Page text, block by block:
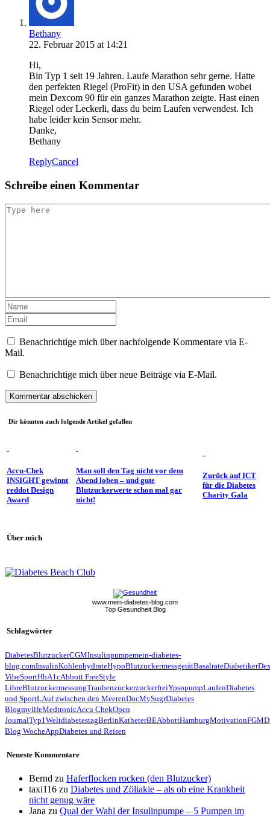
Bethany
22. Februar 2015 at 14:21
Hi,
Bin Typ 1 seit 19 Jahren. Laufe Marathon sehr gerne. Hatte
den perfekten Riegel (ProFit) in den USA gefunden wobei
mein Dexcom 90 für ein ganzes Marathon zeigte. Hast einen
Riegel oder Leckerli, dass du beim Laufen verwendest. Ich
habe leider kein Sensor mehr.
Danke,
Bethany
ReplyCancel
Schreibe einen Kommentar
Benachrichtige mich über nachfolgende Kommentare via E-
Mail.
Benachrichtige mich über neue Beiträge via E-Mail.
Dir könnten auch folgende Artikel gefallen
Accu-Chek
INSIGHT gewinnt
reddot Design
Award
Man soll den Tag nicht vor dem
Abend loben – und gute
Blutzuckerwerte schon mal gar
nicht!
Zurück auf ICT
für die Diabetes
Charity Gala
Über mich
www.mein-diabetes-blog.com
Top Gesundheit Blog
Schlagwörter
DiabetesBlutzuckerCGMInsulinpumpemein-diabetes-
blog.comInsulinKohlenhydrateHypoBlutzuckermessgerätBasalrateDiabetiker
VibeSportHbA1cAbbott FreeStyle
LibreBlutzuckermessungTraubenzuckerzuckerfreiYpsopumpLaufenDiabetes
und SportLAuf zwischen den MeerenDocMySugrDiabetes
BlogmylifeMedtronicAccu ChekOpen
JournalTyp1WeltdiabetestagBerlinKatheterBEAbbottHamburgMotivationFGM
Blog WocheAppDiabetes und Reisen
Neueste Kommentare
Bernd zu Haferflocken rocken (den Blutzucker)
taxi116 zu Diabetes und Zöliakie – als ob eine Krankheit
nicht genug wäre
Jana zu Qual der Wahl der Insulinpumpe – 5 Pumpen im